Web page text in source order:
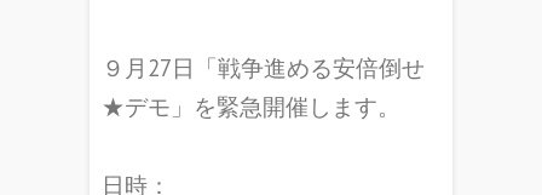
９月27日「戦争進める安倍倒せ
★デモ」を緊急開催します。
日時：